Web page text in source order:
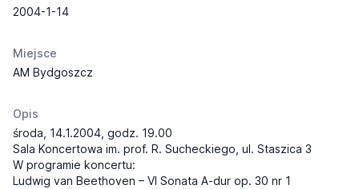
2004-1-14
Miejsce
AM Bydgoszcz
Opis
środa, 14.1.2004, godz. 19.00
Sala Koncertowa im. prof. R. Sucheckiego, ul. Staszica 3
W programie koncertu:
Ludwig van Beethoven – VI Sonata A-dur op. 30 nr 1